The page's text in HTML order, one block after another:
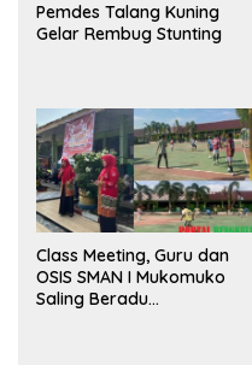
Pemdes Talang Kuning
Gelar Rembug Stunting
Class Meeting, Guru dan
OSIS SMAN I Mukomuko
Saling Beradu